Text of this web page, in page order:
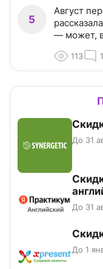
5
Август
— может,
113 1
До 31
До 31
До 1